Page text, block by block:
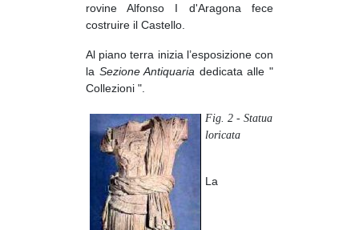
rovine Alfonso I d'Aragona fece
costruire il Castello.
Al piano terra inizia l’esposizione con
la Sezione Antiquaria dedicata alle "
Collezioni ".
Fig. 2 - Statua
loricata
La